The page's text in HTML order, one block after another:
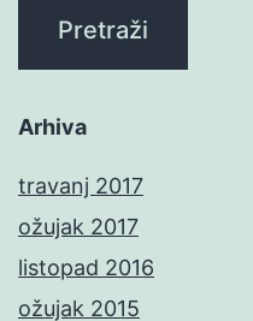
Arhiva
travanj 2017
ožujak 2017
listopad 2016
ožujak 2015